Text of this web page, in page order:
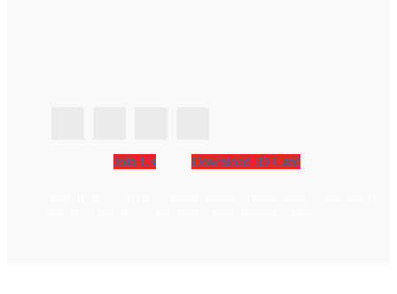
Join Us Download ID Card